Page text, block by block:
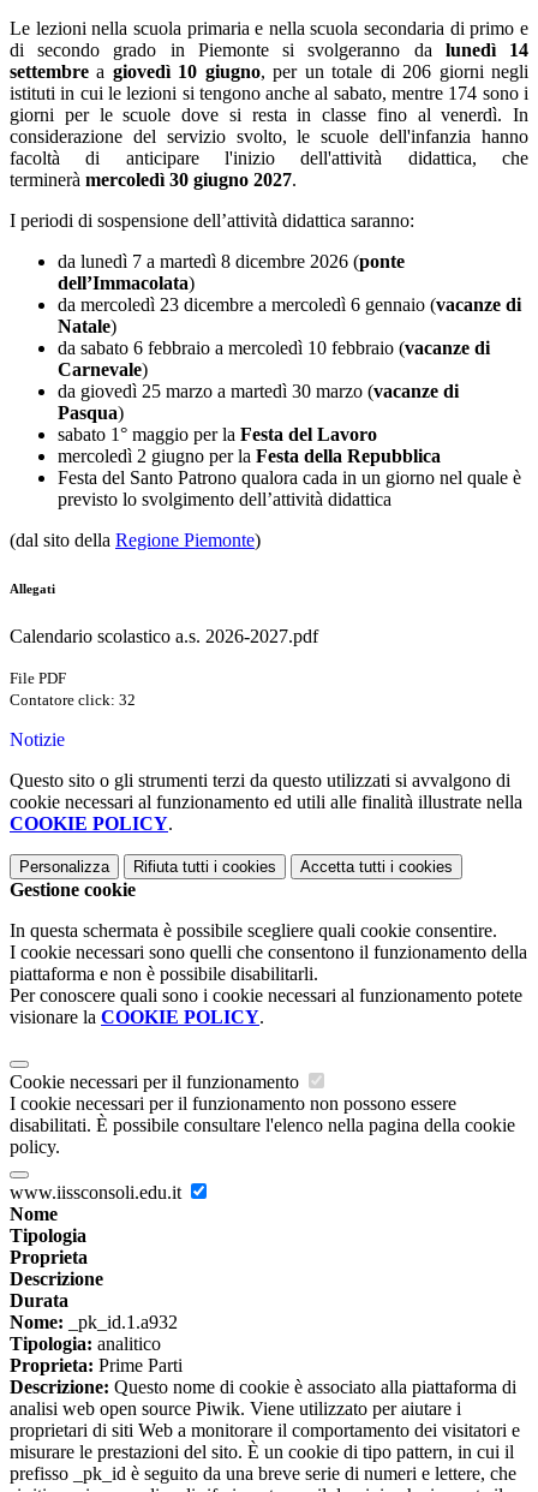
Le lezioni nella scuola primaria e nella scuola secondaria di primo e
di secondo grado in Piemonte si svolgeranno da lunedì 14
settembre a giovedì 10 giugno, per un totale di 206 giorni negli
istituti in cui le lezioni si tengono anche al sabato, mentre 174 sono i
giorni per le scuole dove si resta in classe fino al venerdì. In
considerazione del servizio svolto, le scuole dell'infanzia hanno
facoltà di anticipare l'inizio dell'attività didattica, che
terminerà mercoledì 30 giugno 2027.
I periodi di sospensione dell’attività didattica saranno:
da lunedì 7 a martedì 8 dicembre 2026 (ponte
dell’Immacolata)
da mercoledì 23 dicembre a mercoledì 6 gennaio (vacanze di
Natale)
da sabato 6 febbraio a mercoledì 10 febbraio (vacanze di
Carnevale)
da giovedì 25 marzo a martedì 30 marzo (vacanze di
Pasqua)
sabato 1° maggio per la Festa del Lavoro
mercoledì 2 giugno per la Festa della Repubblica
Festa del Santo Patrono qualora cada in un giorno nel quale è
previsto lo svolgimento dell’attività didattica
(dal sito della Regione Piemonte)
Allegati
Calendario scolastico a.s. 2026-2027.pdf
File PDF
Contatore click: 32
Notizie
Questo sito o gli strumenti terzi da questo utilizzati si avvalgono di
cookie necessari al funzionamento ed utili alle finalità illustrate nella
COOKIE POLICY.
Personalizza Rifiuta tutti i cookies Accetta tutti i cookies
Gestione cookie
In questa schermata è possibile scegliere quali cookie consentire.
I cookie necessari sono quelli che consentono il funzionamento della
piattaforma e non è possibile disabilitarli.
Per conoscere quali sono i cookie necessari al funzionamento potete
visionare la COOKIE POLICY.
Cookie necessari per il funzionamento
I cookie necessari per il funzionamento non possono essere
disabilitati. È possibile consultare l'elenco nella pagina della cookie
policy.
www.iissconsoli.edu.it
Nome
Tipologia
Proprieta
Descrizione
Durata
Nome: _pk_id.1.a932
Tipologia: analitico
Proprieta: Prime Parti
Descrizione: Questo nome di cookie è associato alla piattaforma di
analisi web open source Piwik. Viene utilizzato per aiutare i
proprietari di siti Web a monitorare il comportamento dei visitatori e
misurare le prestazioni del sito. È un cookie di tipo pattern, in cui il
prefisso _pk_id è seguito da una breve serie di numeri e lettere, che